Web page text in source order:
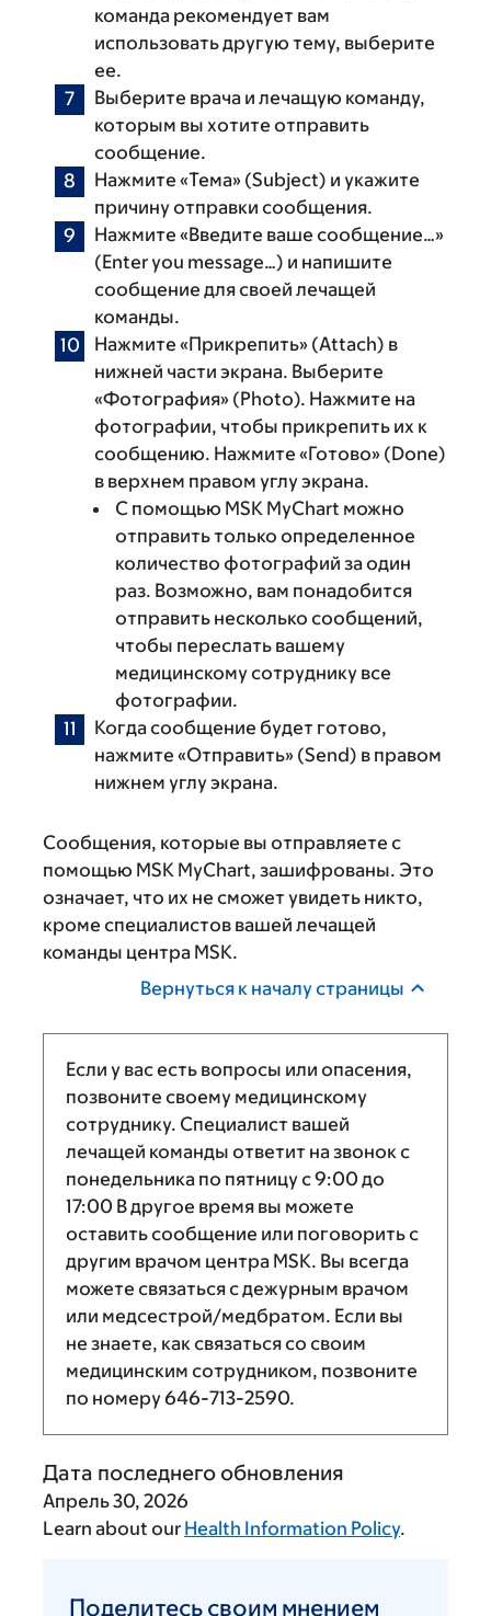
команда рекомендует вам
использовать другую тему, выберите
ее.
Выберите врача и лечащую команду,
которым вы хотите отправить
сообщение.
Нажмите «Тема» (Subject) и укажите
причину отправки сообщения.
Нажмите «Введите ваше сообщение…»
(Enter you message…) и напишите
сообщение для своей лечащей
команды.
Нажмите «Прикрепить‎» (Attach) в
нижней части экрана. Выберите
«‎Фотография» (Photo). Нажмите на
фотографии, чтобы прикрепить их к
сообщению. Нажмите «‎Готово» (Done)
в верхнем правом углу экрана.
С помощью MSK MyChart можно
отправить только определенное
количество фотографий за один
раз. Возможно, вам понадобится
отправить несколько сообщений,
чтобы переслать вашему
медицинскому сотруднику все
фотографии.
Когда сообщение будет готово,
нажмите «Отправить» (Send) в правом
нижнем углу экрана.
Сообщения, которые вы отправляете с
помощью MSK MyChart, зашифрованы. Это
означает, что их не сможет увидеть никто,
кроме специалистов вашей лечащей
команды центра MSK.
Вернуться к началу страницы
Если у вас есть вопросы или опасения,
позвоните своему медицинскому
сотруднику. Специалист вашей
лечащей команды ответит на звонок с
понедельника по пятницу с9:00 до
17:00 В другое время вы можете
оставить сообщение или поговорить с
другим врачом центра MSK. Вы всегда
можете связаться с дежурным врачом
или медсестрой/медбратом. Если вы
не знаете, как связаться со своим
медицинским сотрудником, позвоните
по номеру646-713-2590.
Дата последнего обновления
Апрель 30, 2026
Learn about our Health Information Policy.
своим
Поделитесь своим мнением